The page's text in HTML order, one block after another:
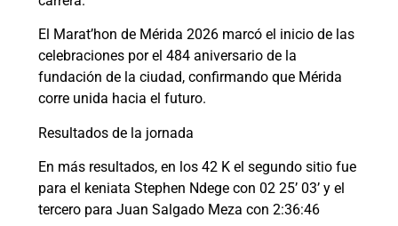
El Marat’hon de Mérida 2026 marcó el inicio de las
celebraciones por el 484 aniversario de la
fundación de la ciudad, confirmando que Mérida
corre unida hacia el futuro.
Resultados de la jornada
En más resultados, en los 42 K el segundo sitio fue
para el keniata Stephen Ndege con 02 25’ 03’ y el
tercero para Juan Salgado Meza con 2:36:46